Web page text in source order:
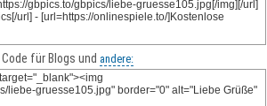
Code für Blogs und andere: